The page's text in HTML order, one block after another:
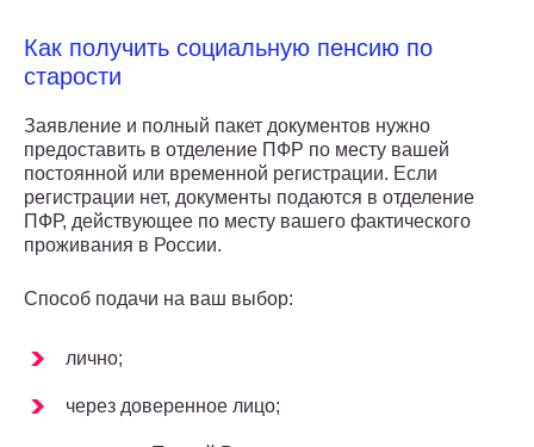
Как получить социальную пенсию по
старости
Заявление и полный пакет документов нужно
предоставить в отделение ПФР по месту вашей
постоянной или временной регистрации. Если
регистрации нет, документы подаются в отделение
ПФР, действующее по месту вашего фактического
проживания в России.
Способ подачи на ваш выбор:
лично;
через доверенное лицо;